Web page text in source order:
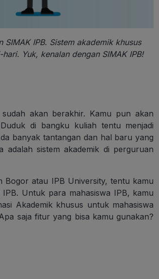
IPB. Sistem akademik khusus
Yuk, kenalan dengan SIMAK IPB!
akan berakhir. Kamu pun akan
di bangku kuliah tentu menjadi
banyak tantangan dan hal baru yang
sistem akademik di perguruan
Bogor atau IPB University, tentu kamu
Untuk para mahasiswa IPB, kamu
Akademik khusus untuk mahasiswa
saja fitur yang bisa kamu gunakan?